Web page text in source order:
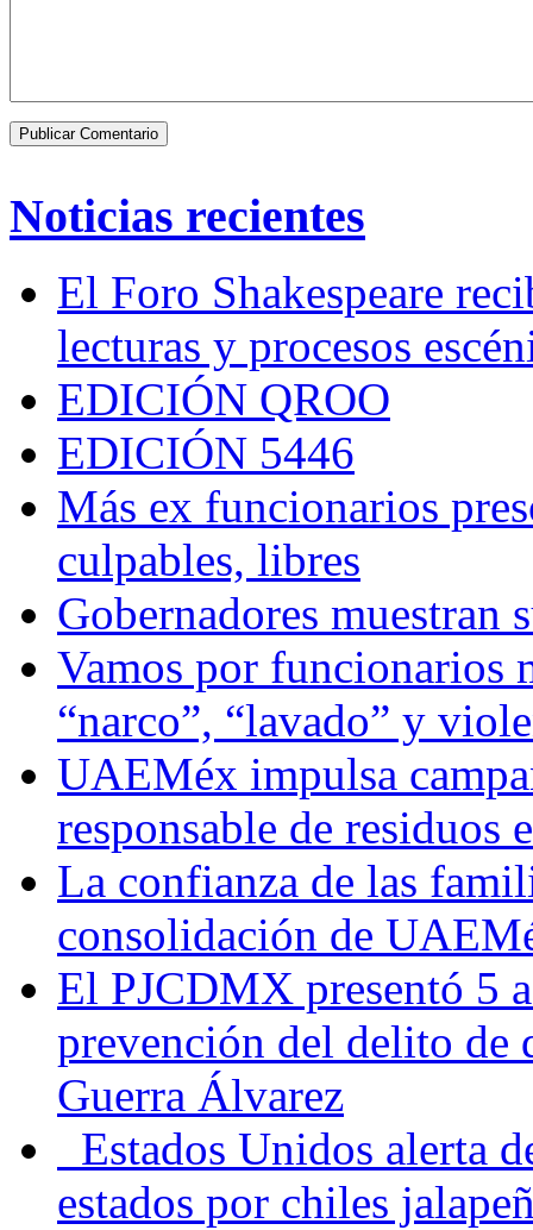
Noticias recientes
El Foro Shakespeare
lecturas y procesos
EDICIÓN QROO
EDICIÓN 5446
Más ex funcionarios
culpables, libres
Gobernadores muestran
Vamos por funcionarios
“narco”, “lavado” y
UAEMéx impulsa
responsable de residuos
La confianza de las
consolidación de
El PJCDMX presentó 5
prevención del delito de
Guerra Álvarez
Estados Unidos alerta
estados por chiles